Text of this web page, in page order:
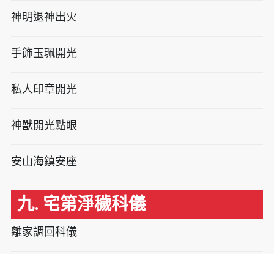
神明退神出火
手飾玉珮開光
私人印章開光
神獸開光點眼
安山海鎮安座
九. 宅第淨穢科儀
離家調回科儀